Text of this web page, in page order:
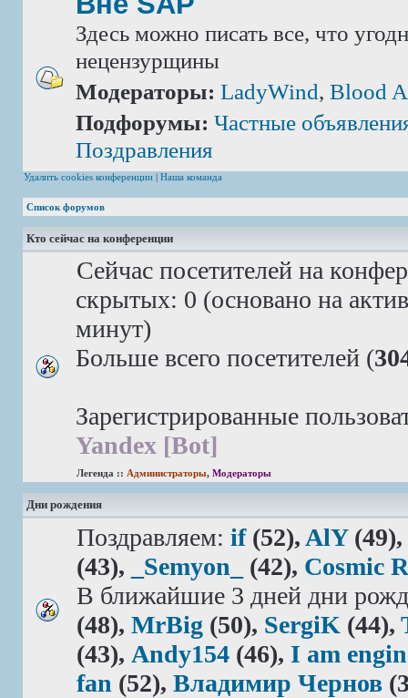
Здесь можно писать все, что
нецензурщины
Модераторы: LadyWind, Blood
Подфорумы: Частные
Поздравления
Удалить cookies конференции | Наша команда
Список форумов
Кто сейчас на конференции
Сейчас посетителей на
скрытых: 0 (основано на
минут)
Больше всего посетителей (
Зарегистрированные
Yandex [Bot]
Легенда :: Администраторы, Модераторы
Дни рождения
Поздравляем: if(52), AlY(49),
(43),
_Semyon_ (42), Cosmic
В ближайшие 3 дней дни
(48), MrBig (50), SergiK (44),
(43), Andy154 (46), I am
fan (52), Владимир Чернов